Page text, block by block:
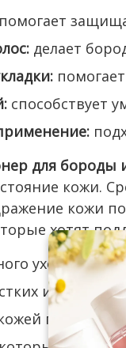
помогает
делает
способствует
для бороды
кожи.
кожи
хотят
ухода за
и
под